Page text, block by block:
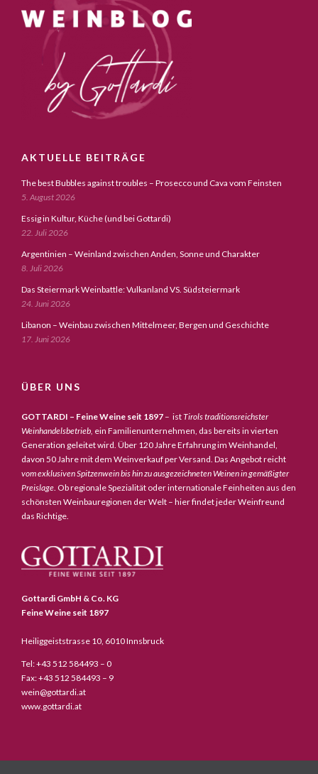
AKTUELLE BEITRÄGE
The best Bubbles against troubles – Prosecco und Cava vom Feinsten
5. August 2026
Essig in Kultur, Küche (und bei Gottardi)
22. Juli 2026
Argentinien – Weinland zwischen Anden, Sonne und Charakter
8. Juli 2026
Das Steiermark Weinbattle: Vulkanland VS. Südsteiermark
24. Juni 2026
Libanon – Weinbau zwischen Mittelmeer, Bergen und Geschichte
17. Juni 2026
ÜBER UNS
GOTTARDI – Feine Weine seit 1897 – istTirols traditionsreichster
Weinhandelsbetrieb, ein Familienunternehmen, das bereits in vierten
Generation geleitet wird. Über 120 Jahre Erfahrung im Weinhandel,
davon 50 Jahre mit dem Weinverkauf per Versand. Das Angebot reicht
vom exklusiven Spitzenwein bis hin zu ausgezeichneten Weinen in gemäßigter
Preislage . Ob regionale Spezialität oder internationale Feinheiten aus den
schönsten Weinbauregionen der Welt – hier findet jeder Weinfreund
das Richtige.
Gottardi GmbH & Co. KG
Feine Weine seit 1897
Heiliggeiststrasse 10, 6010 Innsbruck
Tel: +43 512 584493 – 0
Fax: +43 512 584493 – 9
wein@gottardi.at
www.gottardi.at